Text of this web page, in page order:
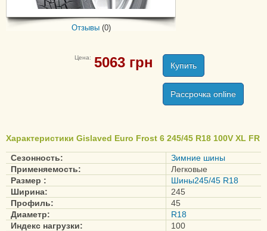
Отзывы (0)
Цена: 5063 грн Купить
Рассрочка online
Характеристики Gislaved Euro Frost 6 245/45 R18 100V XL FR
Сезонность:
Зимние шины
Применяемость:
Легковые
Размер :
Шины245/45 R18
Ширина:
245
Профиль:
45
Диаметр:
R18
Индекс нагрузки:
100